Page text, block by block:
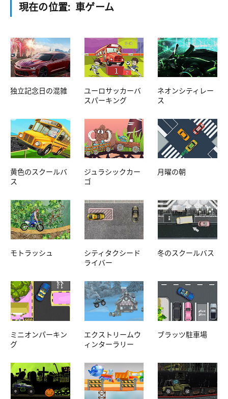
現在の位置: 車ゲーム
独立記念日の混雑
ユーロサッカーバ
スパーキング
ネオンシティレー
ス
黄色のスクールバ
ス
ジュラシックカー
ゴ
月曜の朝
モトラッシュ
シティタクシード
ライバー
冬のスクールバス
ミニオンパーキン
グ
エクストリームウ
ィンターラリー
ブラッツ駐車場